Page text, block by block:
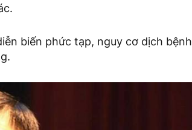
biến phức tạp, nguy cơ dịch bệnh